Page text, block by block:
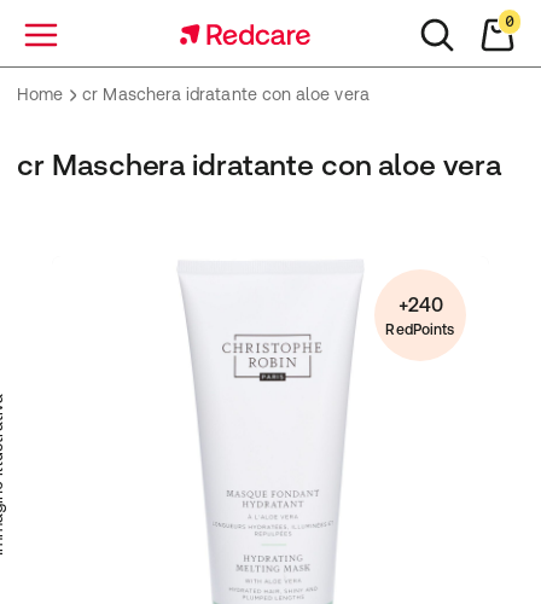
Menu
0
Home cr Maschera idratante con aloe vera
cr Maschera idratante con aloe vera
+240
RedPoints